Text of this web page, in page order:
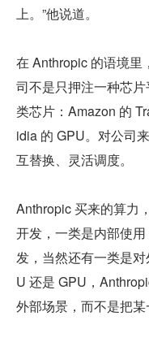
上。”他说道。
在 Anthropic 的语境里
司不是只押注一种芯
类芯片：Amazon 的
idia 的 GPU。对公司
互替换、灵活调度。
Anthropic 买来的算力
开发，一类是内部使
发，当然还有一类是
U 还是 GPU，
外部场景，而不是把某